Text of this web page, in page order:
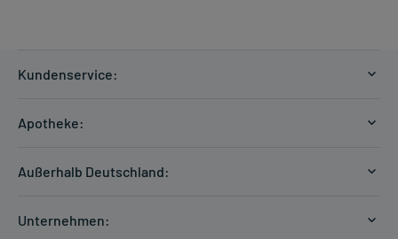
Kundenservice:
Hilfe
Apotheke:
Außerhalb Deutschland:
Unternehmen: